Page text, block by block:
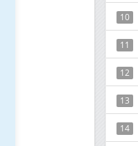
10
11
12
13
14